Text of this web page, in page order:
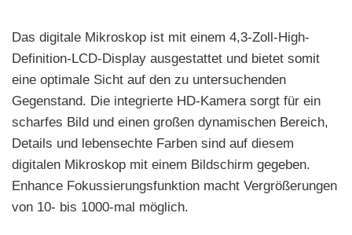
Das digitale Mikroskop ist mit einem 4,3-Zoll-High-
Definition-LCD-Display ausgestattet und bietet somit
eine optimale Sicht auf den zu untersuchenden
Gegenstand. Die integrierte HD-Kamera sorgt für ein
scharfes Bild und einen großen dynamischen Bereich,
Details und lebensechte Farben sind auf diesem
digitalen Mikroskop mit einem Bildschirm gegeben.
Enhance Fokussierungsfunktion macht Vergrößerungen
von 10- bis 1000-mal möglich.